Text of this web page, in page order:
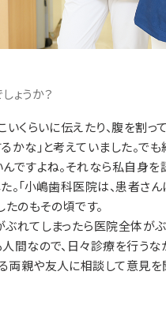
ょうか？
くらいに伝えたり、腹を割っ
かな」と考えていました。で
ですよね。それなら私自身を
。「小嶋歯科医院は、患者
たのもその頃です。
れてしまったら医院全体が
間なので、日々診療を行うな
両親や友人に相談して意見を